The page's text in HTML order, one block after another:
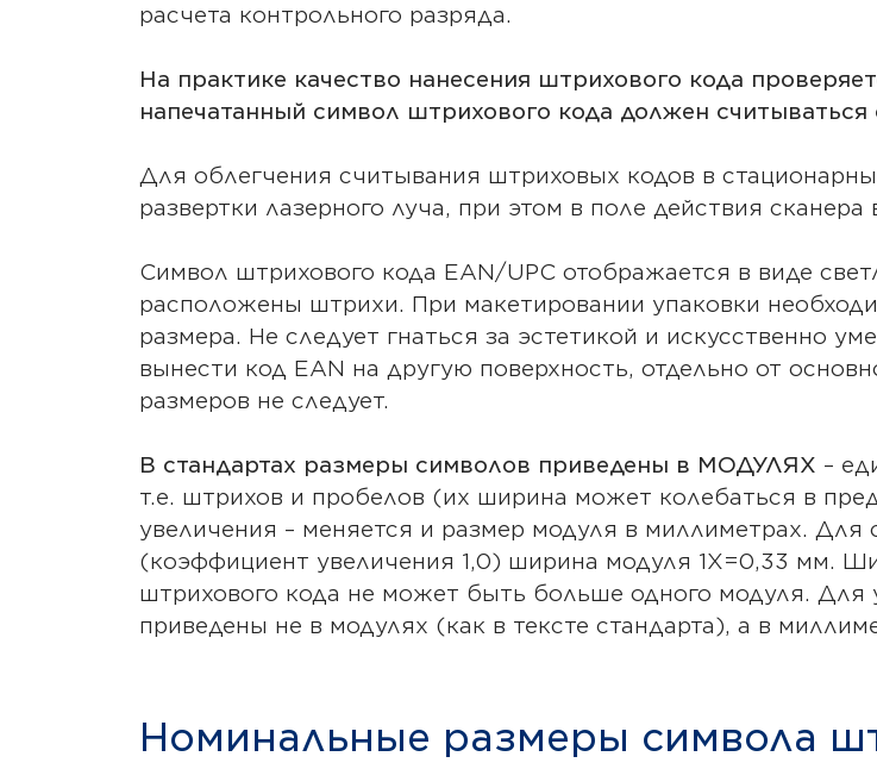
расчета контрольного разряда.
На практике качество нанесения штрихового кода
напечатанный символ штрихового кода должен
Для облегчения считывания штриховых кодов в
развертки лазерного луча, при этом в поле действия
Символ штрихового кода EAN/UPC отображается в виде
расположены штрихи. При макетировании упаковки
размера. Не следует гнаться за эстетикой и искусственно
вынести код EAN на другую поверхность, отдельно от
размеров не следует.
В стандартах размеры символов приведены в МОДУЛЯХ –
т.е. штрихов и пробелов (их ширина может колебаться в
увеличения – меняется и размер модуля в миллиметрах. Для
(коэффициент увеличения 1,0) ширина модуля 1Х=0,33 мм.
штрихового кода не может быть больше одного модуля.
приведены не в модулях (как в тексте стандарта), а в
Номинальные размеры символа